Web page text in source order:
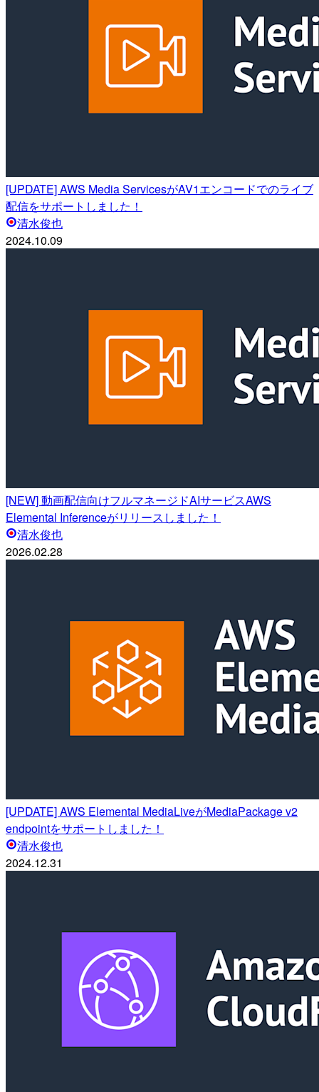
[UPDATE] AWS Media ServicesがAV1エンコードでのライブ
配信をサポートしました！
清水俊也
2024.10.09
[NEW] 動画配信向けフルマネージドAIサービスAWS
Elemental Inferenceがリリースしました！
清水俊也
2026.02.28
[UPDATE] AWS Elemental MediaLiveがMediaPackage v2
endpointをサポートしました！
清水俊也
2024.12.31